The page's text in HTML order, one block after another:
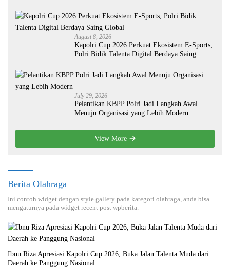
August 8, 2026
Kapolri Cup 2026 Perkuat Ekosistem E-Sports,
Polri Bidik Talenta Digital Berdaya Saing
July 29, 2026
Pelantikan KBPP Polri Jadi Langkah Awal
Menuju Organisasi yang Lebih Modern
View More
Berita Olahraga
Ini contoh widget dengan style gallery pada kategori olahraga, anda bisa
mengaturnya pada widget recent post wpberita.
Ibnu Riza Apresiasi Kapolri Cup 2026, Buka Jalan Talenta Muda dari
Daerah ke Panggung Nasional